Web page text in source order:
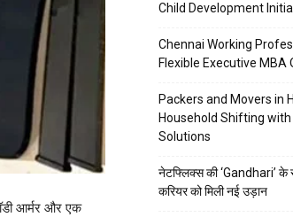
आर्मर और एक
Child Development
Chennai Working
Flexible Executive MBA
Packers and Movers in
Household Shifting
Solutions
नेटफ्लिक्स की ‘Gandhari’ के
करियर को मिली नई उड़ान